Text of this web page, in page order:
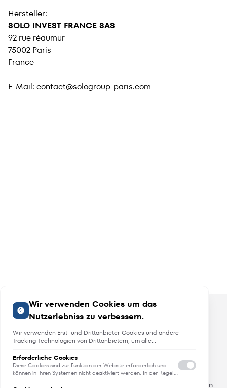
Hersteller:
SOLO INVEST FRANCE SAS
92 rue réaumur
75002 Paris
France
E-Mail: contact@sologroup-paris.com
Wir verwenden Cookies um das
Nutzerlebniss zu verbessern.
Wir verwenden Erst- und Drittanbieter-Cookies und andere
Tracking-Technologien von Drittanbietern, um alle
Sie anzupassen, Analysen durchzuführen und personalisierte
Werbung über unsere Websites, Apps und Newsletter im
Internet und über Social-Media-Plattformen bereitzustellen. Zu
Erforderliche Cookies
Diese Cookies sind zur Funktion der Website erforderlich und
können in Ihren Systemen nicht deaktiviert werden. In der Regel
Angebote, Neuheiten und Trends
Erfahren Sie als erstes von Neuheiten, Trends und aktuellen